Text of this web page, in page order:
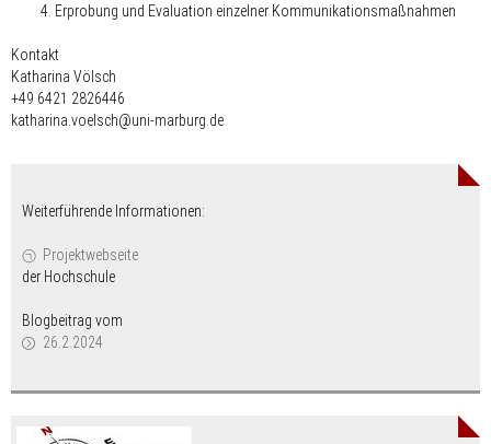
Erprobung und Evaluation einzelner Kommunikationsmaßnahmen
Kontakt
Katharina Völsch
+49 6421 2826446
katharina.voelsch@uni-marburg.de
Weiterführende Informationen:
Projektwebseite
der Hochschule
Blogbeitrag vom
26.2.2024